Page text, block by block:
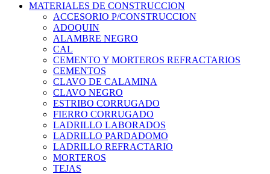
MATERIALES DE CONSTRUCCION
ACCESORIO P/CONSTRUCCION
ADOQUIN
ALAMBRE NEGRO
CAL
CEMENTO Y MORTEROS REFRACTARIOS
CEMENTOS
CLAVO DE CALAMINA
CLAVO NEGRO
ESTRIBO CORRUGADO
FIERRO CORRUGADO
LADRILLO LABORADOS
LADRILLO PARDADOMO
LADRILLO REFRACTARIO
MORTEROS
TEJAS